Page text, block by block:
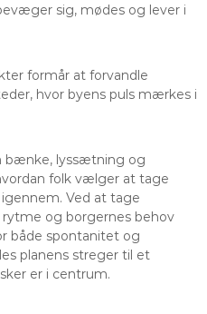
sig, mødes og lever i
formår at forvandle
hvor byens puls mærkes i
bænke, lyssætning og
folk vælger at tage
Ved at tage
og borgernes behov
både spontanitet og
planens streger til et
er i centrum.